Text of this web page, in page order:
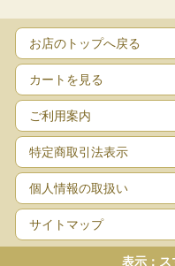
お店のトップへ戻る
カートを見る
ご利用案内
特定商取引法表示
個人情報の取扱い
サイトマップ
表示：ス